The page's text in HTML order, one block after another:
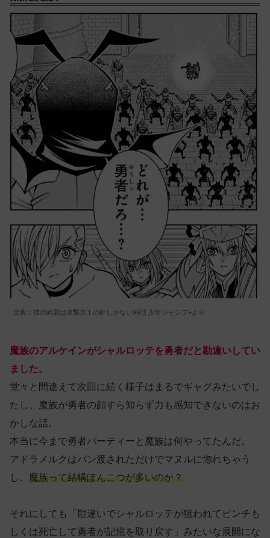
出典：僕の武器は攻撃力１の針しかない99話 少年ジャンプ+より
魔族のアルケインがシャルロッテを勇者だと勘違いしてい
ました。
堂々と間違えて次回に続く様子はまるでギャグみたいでし
たし、魔族が勇者の顔すら知らず力も感知できないのはお
かしな話。
本当に今まで勇者パーティーと魔族は何やってたんだ。
アドラメルクはパン渡されただけでマヌルに惚れちゃう
し、 魔族って結構ぽんこつが多いのか？
それにしても「勘違いでシャルロッテが狙われてピンチも
しくは死亡して勇者が記憶を取り戻す」みたいな展開にな